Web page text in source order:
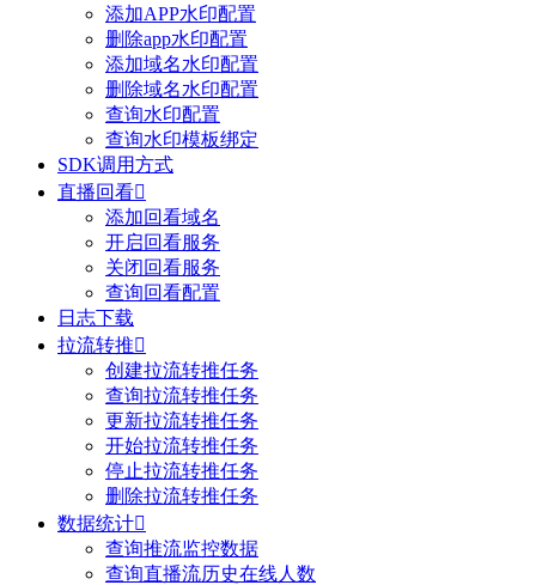
添加APP水印配置
删除app水印配置
添加域名水印配置
删除域名水印配置
查询水印配置
查询水印模板绑定
SDK调用方式
直播回看
添加回看域名
开启回看服务
关闭回看服务
查询回看配置
日志下载
拉流转推
创建拉流转推任务
查询拉流转推任务
更新拉流转推任务
开始拉流转推任务
停止拉流转推任务
删除拉流转推任务
数据统计
查询推流监控数据
查询直播流历史在线人数